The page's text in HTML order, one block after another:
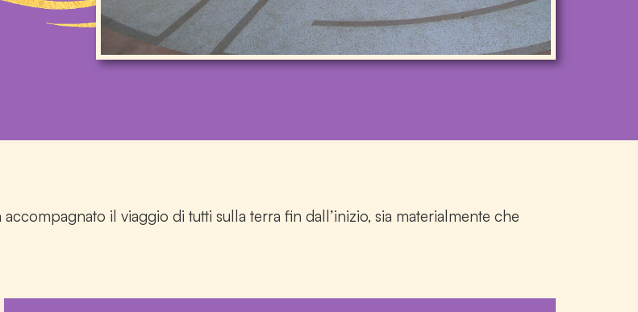
il viaggio di tutti sulla terra fin dall’inizio, sia materialmente che